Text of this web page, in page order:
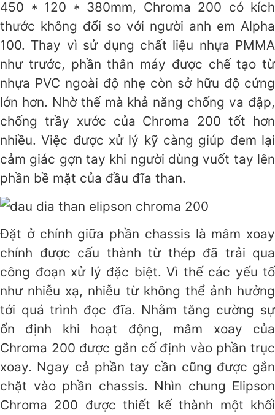
450 * 120 * 380mm, Chroma 200 có kích
thước không đổi so với người anh em Alpha
100. Thay vì sử dụng chất liệu nhựa PMMA
như trước, phần thân máy được chế tạo từ
nhựa PVC ngoài độ nhẹ còn sở hữu độ cứng
lớn hơn. Nhờ thế mà khả năng chống va đập,
chống trầy xước của Chroma 200 tốt hơn
nhiều. Việc được xử lý kỹ càng giúp đem lại
cảm giác gợn tay khi người dùng vuốt tay lên
phần bề mặt của đầu đĩa than.
Đặt ở chính giữa phần chassis là mâm xoay
chính được cấu thành từ thép đã trải qua
công đoạn xử lý đặc biệt. Vì thế các yếu tố
như nhiễu xạ, nhiễu từ không thể ảnh hưởng
tới quá trình đọc đĩa. Nhằm tăng cường sự
ổn định khi hoạt động, mâm xoay của
Chroma 200 được gắn cố định vào phần trục
xoay. Ngay cả phần tay cần cũng được gắn
chặt vào phần chassis. Nhìn chung Elipson
Chroma 200 được thiết kế thành một khối